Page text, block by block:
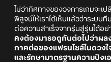
ไม่ว่าทิศทางของวงการเกมจะเ
พิสูจน์ให้เราได้เห็นแล้วว่าระบบที
ต่อความสำเร็จจากรุ่นสู่รุ่นได้อ
คงต้องมารอดูกันต่อไปว่าผล
ภาคต่อของแฟรนไชส์ในดวง
และรักษามาตรฐานความปังเ